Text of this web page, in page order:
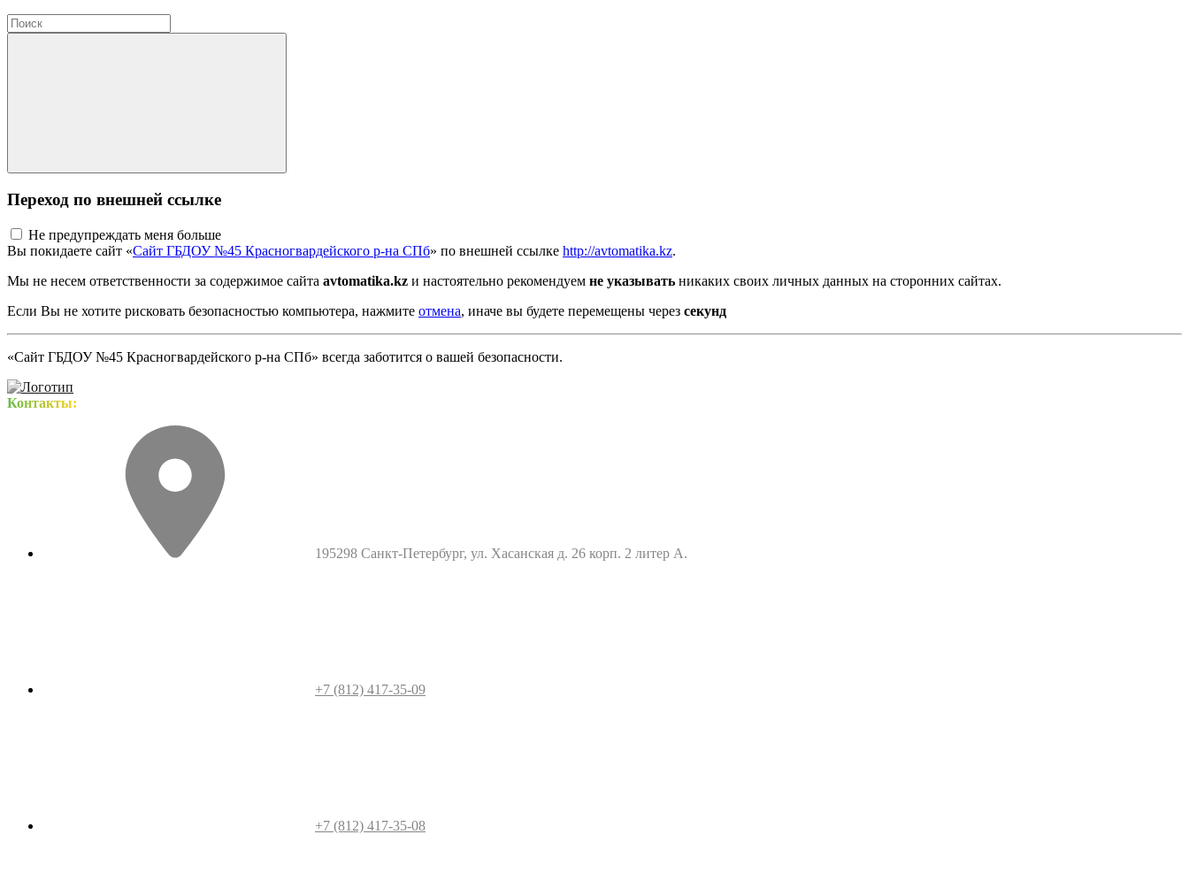
Переход по внешней ссылке
Не предупреждать меня больше
Вы покидаете сайт «Сайт ГБДОУ №45 Красногвардейского р-на СПб» по внешней ссылке http://avtomatika.kz.
Мы не несем ответственности за содержимое сайта avtomatika.kz и настоятельно рекомендуем не указывать никаких своих личных данных на сторонних сайтах.
Если Вы не хотите рисковать безопасностью компьютера, нажмите отмена, иначе вы будете перемещены через секунд
«Сайт ГБДОУ №45 Красногвардейского р-на СПб» всегда заботится о вашей безопасности.
Контакты:
195298 Санкт-Петербург, ул. Хасанская д. 26 корп. 2 литер А.
+7 (812) 417-35-09
+7 (812) 417-35-08